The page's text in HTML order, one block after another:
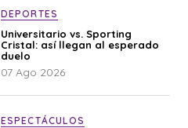
DEPORTES
Universitario vs. Sporting
Cristal: así llegan al esperado
duelo
07 Ago 2026
ESPECTÁCULOS